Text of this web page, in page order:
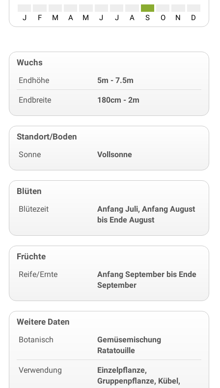
J F M A M J J A S O N D
Wuchs
Endhöhe 5m - 7.5m
Endbreite 180cm - 2m
Standort/Boden
Sonne Vollsonne
Blüten
Blütezeit
Anfang Juli, Anfang August
bis Ende August
Früchte
Reife/Ernte
Anfang September bis Ende
September
Weitere Daten
Botanisch
Gemüsemischung
Ratatouille
Verwendung
Einzelpflanze,
Gruppenpflanze, Kübel,